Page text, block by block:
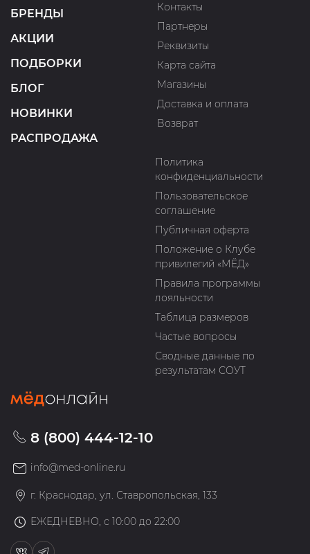
БРЕНДЫ
АКЦИИ
ПОДБОРКИ
БЛОГ
НОВИНКИ
РАСПРОДАЖА
Контакты
Партнеры
Реквизиты
Карта сайта
Магазины
Доставка и оплата
Возврат
Политика
конфиденциальности
Пользовательское
соглашение
Публичная оферта
Положение о Клубе
привилегий «МЁД»
Правила программы
лояльности
Таблица размеров
Частые вопросы
Сводные данные по
результатам СОУТ
8 (800) 444-12-10
info@med-online.ru
г. Краснодар, ул. Ставропольская, 133
ЕЖЕДНЕВНО, с 10:00 до 22:00